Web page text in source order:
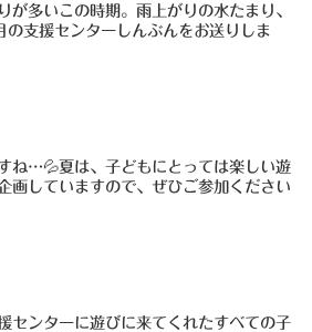
多いこの時期。雨上がりの水たまり、
支援センターしんぶんをお送りしま
ね…💦夏は、子どもにとっては楽しい遊
画していますので、ぜひご参加ください
センターに遊びに来てくれたすべての子